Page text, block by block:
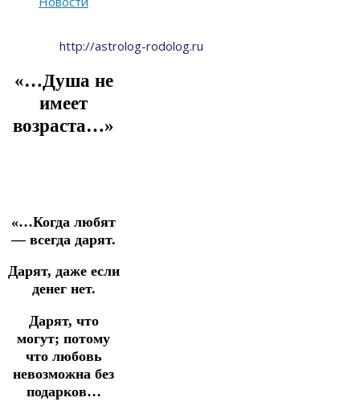
http://astrolog-rodolog.ru
«…Душа не
имеет
возраста…»
«…Когда любят
— всегда дарят.
Дарят, даже если
денег нет.
Дарят, что
могут; потому
что любовь
невозможна без
подарков…